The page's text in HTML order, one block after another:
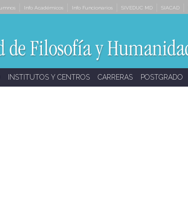
Info Académicos Info Funcionarios SIVEDUC MD SIACAD
INSTITUTOS Y CENTROS CARRERAS POSTGRADO